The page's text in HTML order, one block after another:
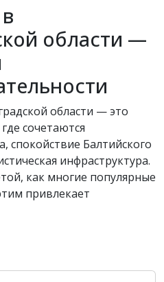
области —
области — это
сочетаются
спокойствие Балтийского
инфраструктура.
как многие популярные
привлекает